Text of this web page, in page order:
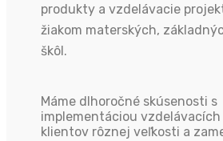
produkty a vzdelávacie
žiakom materských,
škôl.
Máme dlhoročné skúsenosti s
implementáciou
klientov rôznej veľkosti a